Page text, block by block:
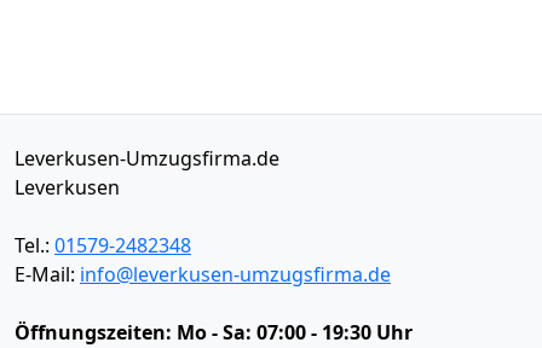
Leverkusen-Umzugsfirma.de
Leverkusen
Tel.: 01579-2482348
E-Mail: info@leverkusen-umzugsfirma.de
Öffnungszeiten: Mo - Sa: 07:00 - 19:30 Uhr